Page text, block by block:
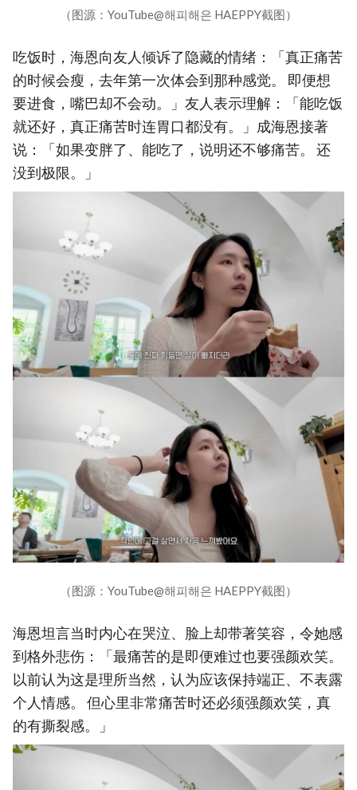
（图源：YouTube@해피해은 HAEPPY截图）
吃饭时，海恩向友人倾诉了隐藏的情绪：「真正痛苦
的时候会瘦，去年第一次体会到那种感觉。 即便想
要进食，嘴巴却不会动。」友人表示理解：「能吃饭
就还好，真正痛苦时连胃口都没有。」成海恩接著
说：「如果变胖了、能吃了，说明还不够痛苦。 还
没到极限。」
（图源：YouTube@해피해은 HAEPPY截图）
海恩坦言当时内心在哭泣、脸上却带著笑容，令她感
到格外悲伤：「最痛苦的是即便难过也要强颜欢笑。
以前认为这是理所当然，认为应该保持端正、不表露
个人情感。 但心里非常痛苦时还必须强颜欢笑，真
的有撕裂感。」